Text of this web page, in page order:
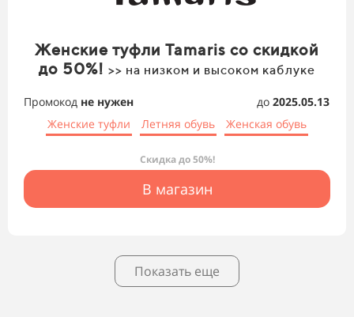
Женские туфли Tamaris со скидкой
до 50%! >> на низком и высоком каблуке
Промокод не нужен до 2025.05.13
Женские туфли
Летняя обувь Женская обувь
Скидка до 50%!
В магазин
Показать еще